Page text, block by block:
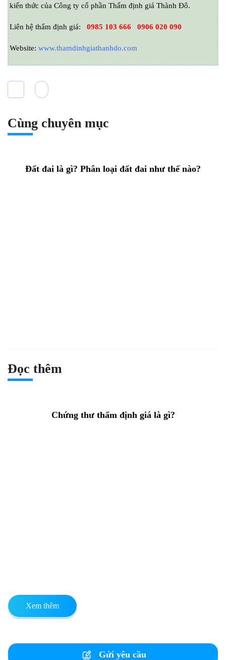
kiến thức của Công ty cổ phần Thẩm định giá Thành Đô.
Liên hệ thẩm định giá: 0985 103 666 0906 020 090
Website: www.thamdinhgiathanhdo.com
Cùng chuyên mục
Đất đai là gì? Phân loại đất đai như thế nào?
Đọc thêm
Chứng thư thẩm định giá là gì?
Xem thêm
Gửi yêu cầu